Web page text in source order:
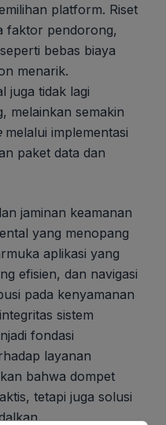
platform. Riset
faktor pendorong,
bebas biaya
menarik.
juga tidak lagi
melainkan semakin
melalui implementasi
paket data dan
jaminan keamanan
yang menopang
aplikasi yang
efisien, dan navigasi
pada kenyamanan
sistem
fondasi
layanan
bahwa dompet
tetapi juga solusi